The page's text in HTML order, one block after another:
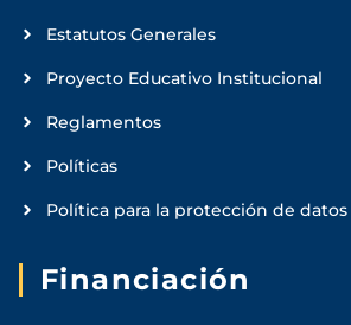
Estatutos Generales
Proyecto Educativo Institucional
Reglamentos
Políticas
Política para la protección de
Financiación